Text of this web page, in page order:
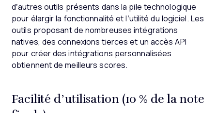
d’autres outils présents dans la pile technologique
pour élargir la fonctionnalité et l’utilité du logiciel. Les
outils proposant de nombreuses intégrations
natives, des connexions tierces et un accès API
pour créer des intégrations personnalisées
obtiennent de meilleurs scores.
Facilité d’utilisation (10 % de la note